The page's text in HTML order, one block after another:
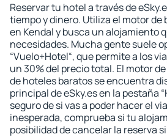
Reservar tu hotel a través de
tiempo y dinero. Utiliza el motor de
en Kendal y busca un alojamiento
necesidades. Mucha gente suele
“Vuelo+Hotel“, que permite a los
un 30% del precio total. El motor
de hoteles baratos se encuentra
principal de eSky.es en la pestaña
seguro de si vas a poder hacer el
inesperada, comprueba si tu
posibilidad de cancelar la reserva